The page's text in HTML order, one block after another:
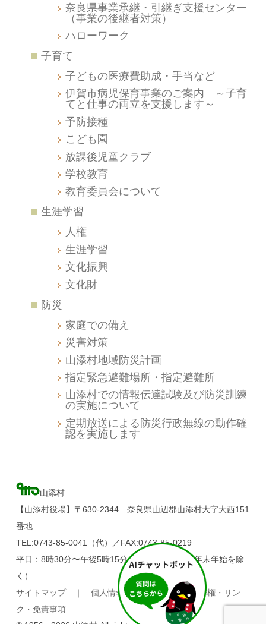
奈良県事業承継・引継ぎ支援センター
（事業の後継者対策）
ハローワーク
子育て
子どもの医療費助成・手当など
伊賀市病児保育事業のご案内 ～子育
てと仕事の両立を支援します～
予防接種
こども園
放課後児童クラブ
学校教育
教育委員会について
生涯学習
人権
生涯学習
文化振興
文化財
防災
家庭での備え
災害対策
山添村地域防災計画
指定緊急避難場所・指定避難所
山添村での情報伝達試験及び防災訓練
の実施について
定期放送による防災行政無線の動作確
認を実施します
山添村
【山添村役場】〒630-2344 奈良県山辺郡山添村大字大西151
番地
TEL:0743-85-0041（代）／FAX:0743-85-0219
平日：8時30分〜午後5時15分（土・日・祝日、年末年始を除
く）
サイトマップ｜個人情報の取り扱い ｜ 著作権・リン
ク・免責事項